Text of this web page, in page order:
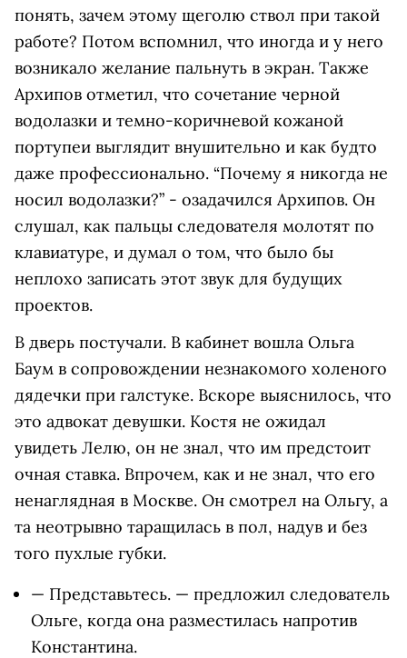
понять, зачем этому щеголю ствол при такой
работе? Потом вспомнил, что иногда и у него
возникало желание пальнуть в экран. Также
Архипов отметил, что сочетание черной
водолазки и темно-коричневой кожаной
портупеи выглядит внушительно и как будто
даже профессионально. “Почему я никогда не
носил водолазки?” - озадачился Архипов. Он
слушал, как пальцы следователя молотят по
клавиатуре, и думал о том, что было бы
неплохо записать этот звук для будущих
проектов.
В дверь постучали. В кабинет вошла Ольга
Баум в сопровождении незнакомого холеного
дядечки при галстуке. Вскоре выяснилось, что
это адвокат девушки. Костя не ожидал
увидеть Лелю, он не знал, что им предстоит
очная ставка. Впрочем, как и не знал, что его
ненаглядная в Москве. Он смотрел на Ольгу, а
та неотрывно таращилась в пол, надув и без
того пухлые губки.
— Представьтесь. — предложил следователь
Ольге, когда она разместилась напротив
Константина.